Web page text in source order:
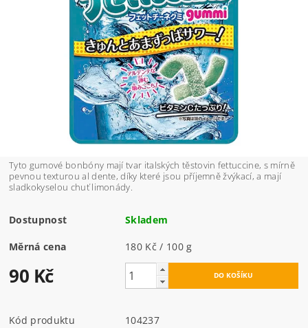
Tyto gumové bonbóny mají tvar italských těstovin fettuccine, s mírně
pevnou texturou al dente, díky které jsou příjemně žvýkací, a mají
sladkokyselou chuť limonády.
Dostupnost Skladem
Měrná cena 180 Kč / 100 g
90 Kč
Kód produktu
104237